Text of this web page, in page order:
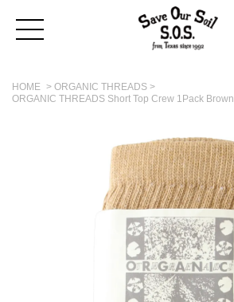
HOME > ORGANIC THREADS >
ORGANIC THREADS Short Top Crew 1Pack Brown